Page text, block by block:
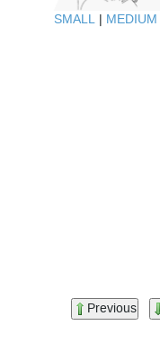
SMALL | MEDIUM
Previous